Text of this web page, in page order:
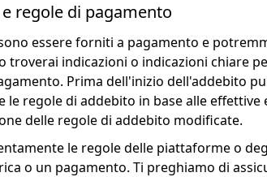
regole di pagamento
essere forniti a pagamento e
troverai indicazioni o indicazioni chiare
Prima dell'inizio dell'addebito
regole di addebito in base alle
delle regole di addebito modificate.
le regole delle piattaforme o
o un pagamento. Ti preghiamo di